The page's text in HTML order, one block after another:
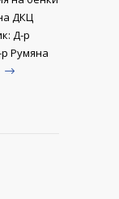
ДКЦ
Д-р
Румяна